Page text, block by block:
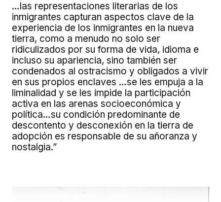
…las representaciones literarias de los
inmigrantes capturan aspectos clave de la
experiencia de los inmigrantes en la nueva
tierra, como a menudo no solo ser
ridiculizados por su forma de vida, idioma e
incluso su apariencia, sino también ser
condenados al ostracismo y obligados a vivir
en sus propios enclaves …se les empuja a la
liminalidad y se les impide la participación
activa en las arenas socioeconómica y
política…su condición predominante de
descontento y desconexión en la tierra de
adopción es responsable de su añoranza y
nostalgia.”